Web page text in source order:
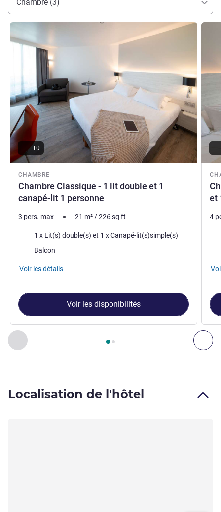
Chambre (3)
Précédent - Chambre
Page , Chambre 1 : Chambre Classique - 1 lit double
CHAMBRE
Chambre Classique - 1 lit double et 1
canapé-lit 1 personne
Voir les détails
10
3 pers. max 21 m²/226sq ft
Literie
1 x Lit(s) double(s) et 1 x Canapé-lit(s)simple(s)
Assets :Balcon
Voir les détails
Voir les disponibilités
et
Voir
4
Localisation de l'hôtel